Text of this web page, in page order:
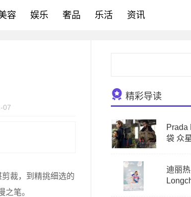
容 娱乐 奢品 乐活 资讯
07
裁，到精挑细选的
笔。
精彩导读
Prada
袋 众
迪丽